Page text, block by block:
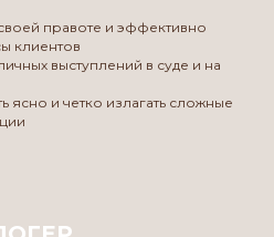
правоте и эффективно
клиентов
выступлений в суде и на
ясно и четко излагать сложные